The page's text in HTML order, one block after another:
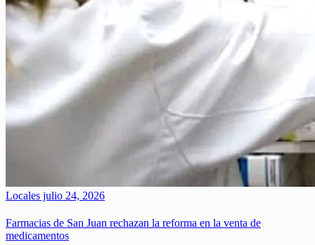
Locales julio 24, 2026
Farmacias de San Juan rechazan la reforma en la venta de
medicamentos